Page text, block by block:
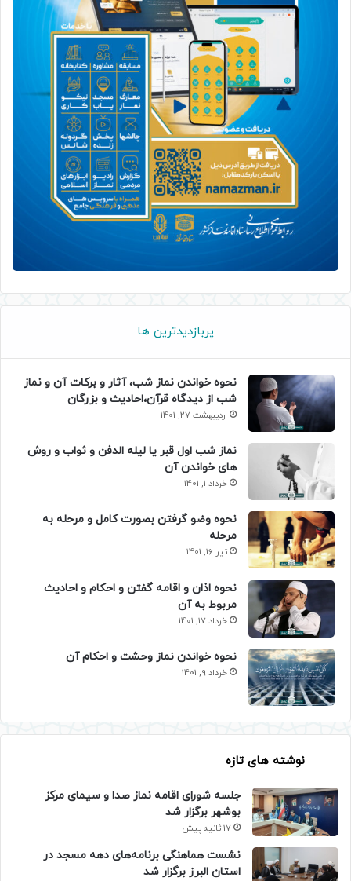
پربازدیدترین ها
نحوه خواندن نماز شب، آثار و برکات آن و نماز
شب از دیدگاه قرآن،احادیث و بزرگان
اردیبهشت 27, 1401
نماز شب اول قبر یا لیله الدفن و ثواب و روش
های خواندن آن
خرداد 1, 1401
نحوه وضو گرفتن بصورت کامل و مرحله به
مرحله
تیر 16, 1401
نحوه اذان و اقامه گفتن و احکام و احادیث
مربوط به آن
خرداد 17, 1401
نحوه خواندن نماز وحشت و احکام آن
خرداد 9, 1401
نوشته های تازه
جلسه شورای اقامه نماز صدا و سیمای مرکز
بوشهر برگزار شد
17 ثانیه پیش
نشست هماهنگی برنامه‌های دهه مسجد در
استان البرز برگزار شد